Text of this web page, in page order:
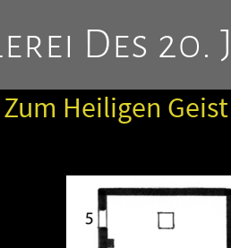
Des 20.
Heiligen Geist